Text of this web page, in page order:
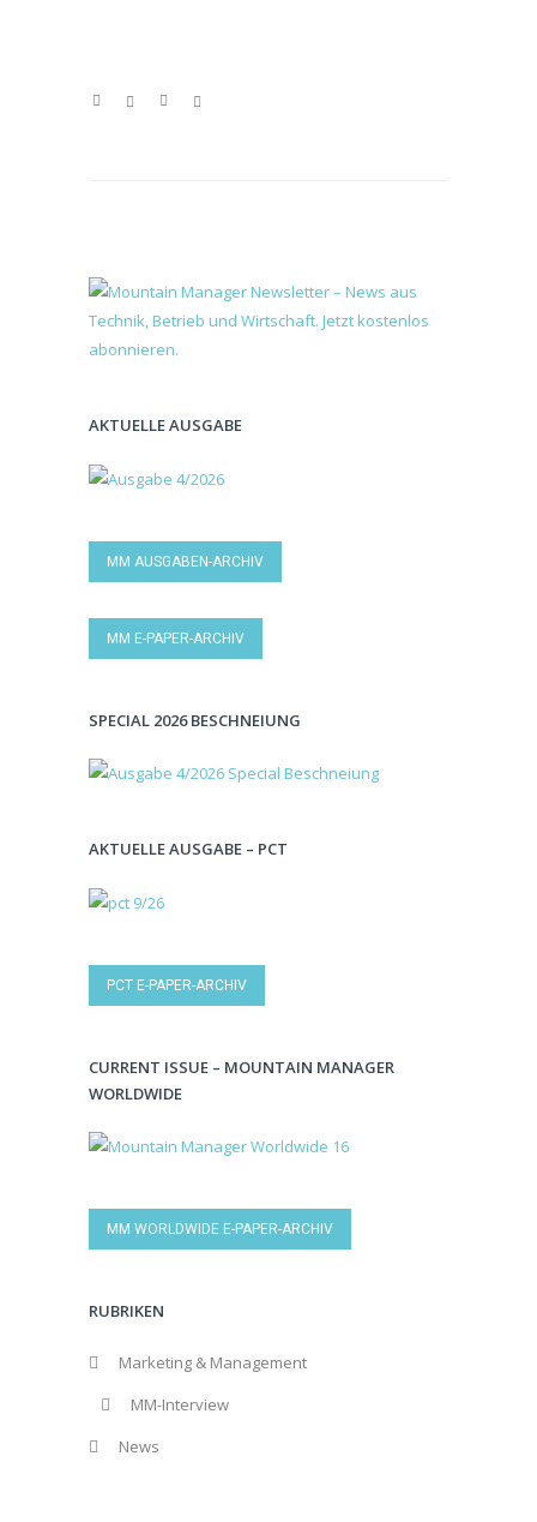
AKTUELLE AUSGABE
MM AUSGABEN-ARCHIV
MM E-PAPER-ARCHIV
SPECIAL 2026 BESCHNEIUNG
AKTUELLE AUSGABE – PCT
PCT E-PAPER-ARCHIV
CURRENT ISSUE – MOUNTAIN MANAGER
WORLDWIDE
MM WORLDWIDE E-PAPER-ARCHIV
RUBRIKEN
Marketing & Management
MM-Interview
News